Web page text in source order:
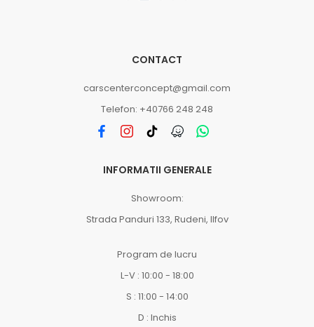
CONTACT
carscenterconcept@gmail.com
Telefon: +40766 248 248
INFORMATII GENERALE
Showroom:
Strada Panduri 133, Rudeni, Ilfov
Program de lucru
L-V : 10:00 - 18:00
S : 11:00 - 14:00
D : Inchis